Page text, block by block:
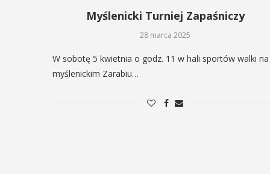
Myślenicki Turniej Zapaśniczy
28 marca 2025
W sobotę 5 kwietnia o godz. 11 w hali sportów walki na
myślenickim Zarabiu…